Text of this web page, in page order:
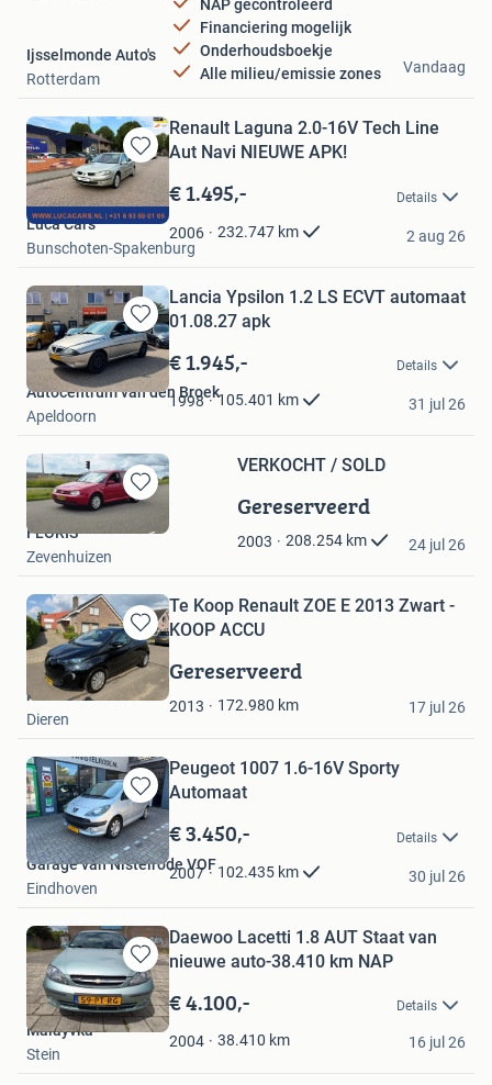
NAP gecontroleerd
Financiering mogelijk
Onderhoudsboekje
Alle milieu/emissie zones
Ijsselmonde Auto's
Rotterdam
Vandaag
Bewaren
in
Mijn
Favorieten
Renault Laguna 2.0-16V Tech Line
Aut Navi NIEUWE APK!
€ 1.495,- Details
2006 232.747 km
Luca Cars
Bunschoten-Spakenburg
2 aug 26
Bewaren
in
Mijn
Favorieten
Lancia Ypsilon 1.2 LS ECVT automaat
01.08.27 apk
€ 1.945,- Details
1998 105.401 km
Autocentrum van den Broek
Apeldoorn
31 jul 26
Bewaren
VERKOCHT / SOLD
Gereserveerd
2003 208.254 km
FLORIS
Zevenhuizen
24 jul 26
Bewaren
in
Mijn
Favorieten
Te Koop Renault ZOE E 2013 Zwart -
KOOP ACCU
Gereserveerd
2013 172.980 km
haverhoek Cars
Dieren
17 jul 26
Bewaren
in
Mijn
Favorieten
Peugeot 1007 1.6-16V Sporty
Automaat
€ 3.450,- Details
2007 102.435 km
Garage van Nistelrode VOF
Eindhoven
30 jul 26
Bewaren
in
Mijn
Favorieten
Daewoo Lacetti 1.8 AUT Staat van
nieuwe auto-38.410 km NAP
€ 4.100,- Details
2004 38.410 km
Malayvka
Stein
16 jul 26